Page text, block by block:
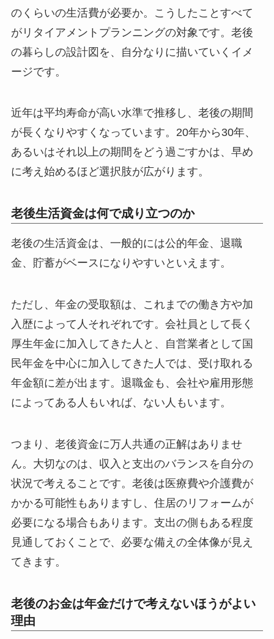
のくらいの生活費が必要か。こうしたことすべて
がリタイアメントプランニングの対象です。老後
の暮らしの設計図を、自分なりに描いていくイメ
ージです。
近年は平均寿命が高い水準で推移し、老後の期間
が長くなりやすくなっています。20年から30年、
あるいはそれ以上の期間をどう過ごすかは、早め
に考え始めるほど選択肢が広がります。
老後生活資金は何で成り立つのか
老後の生活資金は、一般的には公的年金、退職
金、貯蓄がベースになりやすいといえます。
ただし、年金の受取額は、これまでの働き方や加
入歴によって人それぞれです。会社員として長く
厚生年金に加入してきた人と、自営業者として国
民年金を中心に加入してきた人では、受け取れる
年金額に差が出ます。退職金も、会社や雇用形態
によってある人もいれば、ない人もいます。
つまり、老後資金に万人共通の正解はありませ
ん。大切なのは、収入と支出のバランスを自分の
状況で考えることです。老後は医療費や介護費が
かかる可能性もありますし、住居のリフォームが
必要になる場合もあります。支出の側もある程度
見通しておくことで、必要な備えの全体像が見え
てきます。
老後のお金は年金だけで考えないほうがよい
理由